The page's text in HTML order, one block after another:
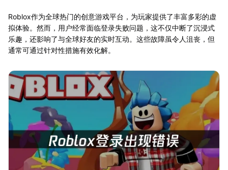
Roblox作为全球热门的创意游戏平台，为玩家提供了丰富多彩的虚
拟体验。然而，用户经常面临登录失败问题，这不仅中断了沉浸式
乐趣，还影响了与全球好友的实时互动。这些故障虽令人沮丧，但
通常可通过针对性措施有效化解。